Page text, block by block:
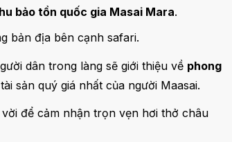
bảo tồn quốc gia Masai Mara.
bản địa bên cạnh safari.
dân trong làng sẽ giới thiệu về phong
sản quý giá nhất của người Maasai.
để cảm nhận trọn vẹn hơi thở châu